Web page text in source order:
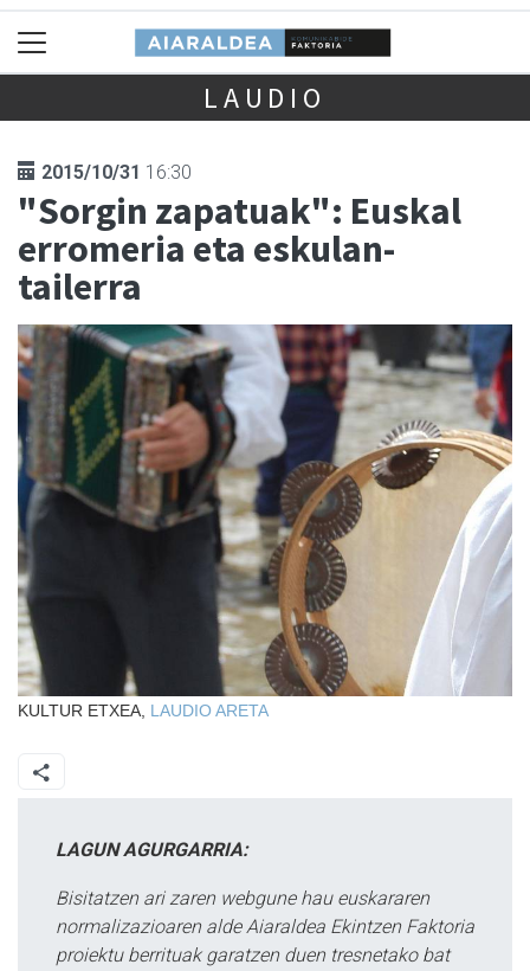
LAUDIO
2015/10/31 16:30
"Sorgin zapatuak": Euskal
erromeria eta eskulan-
tailerra
KULTUR ETXEA, LAUDIOARETA
LAGUN AGURGARRIA:
Bisitatzen ari zaren webgune hau euskararen
normalizazioaren alde Aiaraldea Ekintzen Faktoria
proiektu berrituak garatzen duen tresnetako bat